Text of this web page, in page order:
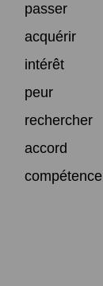
passer
acquérir
intérêt
peur
rechercher
accord
compétence